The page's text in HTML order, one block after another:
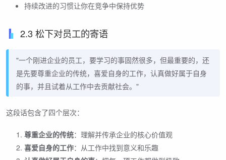
持续改进的习惯让你在竞争中保持优势
2.3 松下对员工的寄语
"一个刚进企业的员工，要学习的事固然很多，但最重要的，还
是先要尊重企业的传统，喜爱自身的工作，认真做好属于自身
的事，并且试着从工作中去贡献社会。"
这段话包含了四个层次：
尊重企业的传统：理解并传承企业的核心价值观
喜爱自身的工作：从工作中找到意义和乐趣